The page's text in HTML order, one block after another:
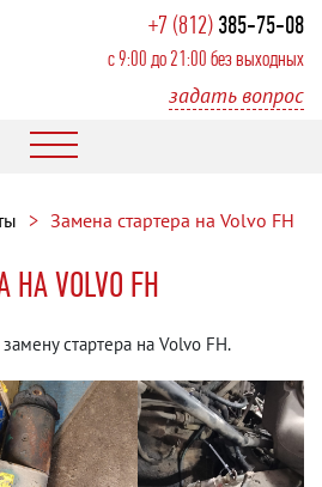
+7 (812) 385-75-08
с 9:00 до 21:00 без выходных
задать вопрос
Замена стартера на Volvo FH
VOLVO FH
стартера на Volvo FH.